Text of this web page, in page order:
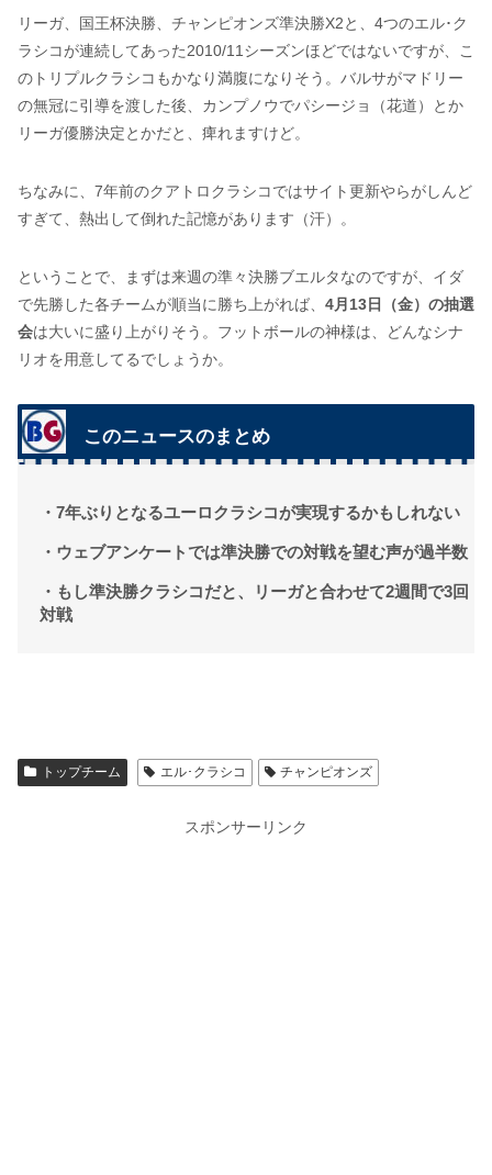
リーガ、国王杯決勝、チャンピオンズ準決勝X2と、4つのエル･ク
ラシコが連続してあった2010/11シーズンほどではないですが、こ
のトリプルクラシコもかなり満腹になりそう。バルサがマドリー
の無冠に引導を渡した後、カンプノウでパシージョ（花道）とか
リーガ優勝決定とかだと、痺れますけど。
ちなみに、7年前のクアトロクラシコではサイト更新やらがしんど
すぎて、熱出して倒れた記憶があります（汗）。
ということで、まずは来週の準々決勝ブエルタなのですが、イダ
で先勝した各チームが順当に勝ち上がれば、 4月13日（金）の抽選
会は大いに盛り上がりそう。フットボールの神様は、どんなシナ
リオを用意してるでしょうか。
このニュースのまとめ
・7年ぶりとなるユーロクラシコが実現するかもしれない
・ウェブアンケートでは準決勝での対戦を望む声が過半数
・もし準決勝クラシコだと、リーガと合わせて2週間で3回
対戦
トップチーム エル･クラシコ チャンピオンズ
スポンサーリンク